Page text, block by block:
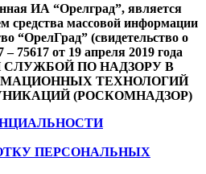
ИА “Орелград”, является
средства массовой информации
“ОрелГрад” (свидетельство о
от 19 апреля 2019 года
СЛУЖБОЙ ПО НАДЗОРУ В
ТЕХНОЛОГИЙ
(РОСКОМНАДЗОР)
ПЕРСОНАЛЬНЫХ